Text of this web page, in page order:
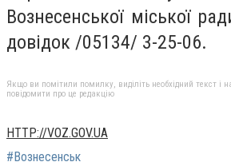
Вознесенської міської
довідок /05134/ 3-25-06.
Якщо ви помітили помилку, виділіть необхідний текст і
повідомити про це редакцію
HTTP://VOZ.GOV.UA
#Вознесенськ